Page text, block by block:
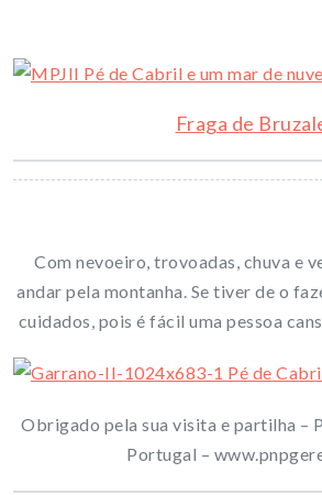
Fraga de
Com nevoeiro, trovoadas, chuva e
andar pela montanha. Se tiver de o
cuidados, pois é fácil uma pessoa
Obrigado pela sua visita e partilha –
Portugal –